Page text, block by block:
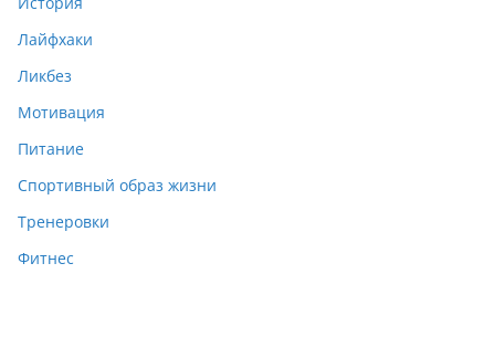
Лайфхаки
Ликбез
Мотивация
Питание
Спортивный образ жизни
Тренеровки
Фитнес